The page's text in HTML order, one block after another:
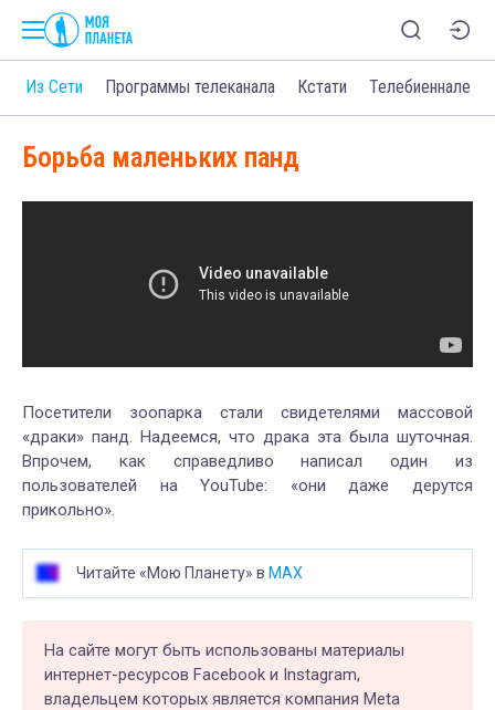
Из Сети Программы телеканала Кстати Телебиеннале
Борьба маленьких панд
Посетители зоопарка стали свидетелями массовой
«драки» панд. Надеемся, что драка эта была шуточная.
Впрочем, как справедливо написал один из
пользователей на YouTube: «они даже дерутся
прикольно».
Читайте «Мою Планету» в MAX
На сайте могут быть использованы материалы
интернет-ресурсов Facebook и Instagram,
владельцем которых является компания Meta